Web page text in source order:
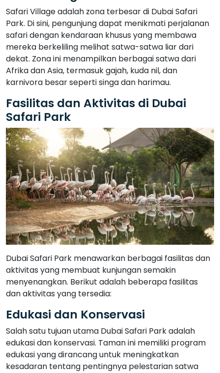
Safari Village adalah zona terbesar di Dubai Safari
Park. Di sini, pengunjung dapat menikmati perjalanan
safari dengan kendaraan khusus yang membawa
mereka berkeliling melihat satwa-satwa liar dari
dekat. Zona ini menampilkan berbagai satwa dari
Afrika dan Asia, termasuk gajah, kuda nil, dan
karnivora besar seperti singa dan harimau.
Fasilitas dan Aktivitas di Dubai
Safari Park
Dubai Safari Park menawarkan berbagai fasilitas dan
aktivitas yang membuat kunjungan semakin
menyenangkan. Berikut adalah beberapa fasilitas
dan aktivitas yang tersedia:
Edukasi dan Konservasi
Salah satu tujuan utama Dubai Safari Park adalah
edukasi dan konservasi. Taman ini memiliki program
edukasi yang dirancang untuk meningkatkan
kesadaran tentang pentingnya pelestarian satwa